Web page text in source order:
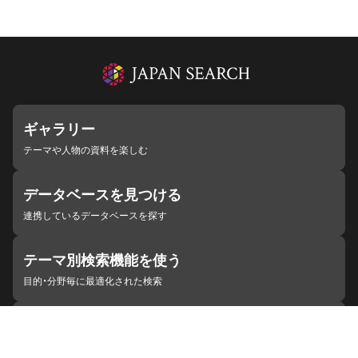
ギャラリー
テーマや人物の資料を楽しむ
データベースを見つける
連携しているデータベースを探す
テーマ別検索機能を使う
目的・分野毎に最適化された検索